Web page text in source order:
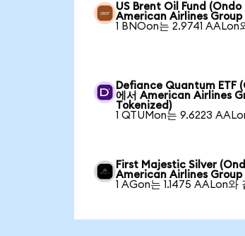
US Brent Oil Fund (Ondo
American Airlines Group
1 BNOon는 2.9741 AALon
Defiance Quantum ETF
에서 American Airlines
Tokenized)
1 QTUMon는 9.6223
First Majestic Silver
American Airlines Group
1 AGon는 1.1475 AALon와